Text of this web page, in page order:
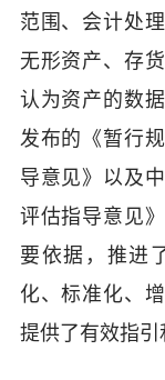
范围、会计处
无形资产、存
认为资产的数
发布的《暂行
导意见》以及
评估指导意见
要依据，推进
化、标准化、
提供了有效指引